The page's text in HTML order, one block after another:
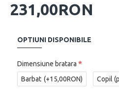
231,00RON
OPTIUNI DISPONIBILE
Dimensiune bratara
Barbat (+15,00RON) Copil